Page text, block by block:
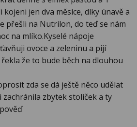
kojeni jen dva měsíce, díky únavě a
přešli na Nutrilon, do teď se nám
na mlíko.Kyselé nápoje
ovoce a zeleninu a pijí
že to bude běch na dlouhou
zda se dá ještě něco udělat
zbytek stoliček a ty